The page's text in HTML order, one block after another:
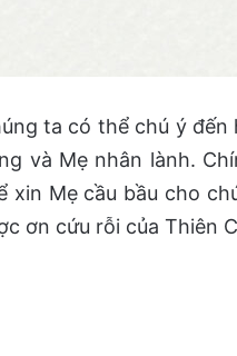
ta có thể chú ý đến
và Mẹ nhân lành.
xin Mẹ cầu bầu cho
ơn cứu rỗi của Thiên